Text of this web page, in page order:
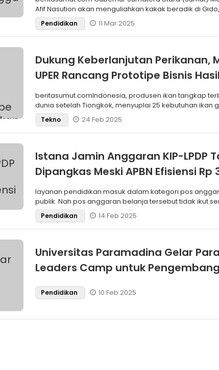
Afif Nasution akan menguliahkan kakak beradik di
adalah F
Pendidikan 11 Mar 2025
Dukung Keberlanjutan Perikanan,
UPER Rancang Prototipe Bisnis
Laut
beritasumut.comIndonesia, produsen ikan tangkap
dunia setelah Tiongkok, menyuplai 25 kebutuhan ikan
Resour
Tekno 24 Feb 2025
Istana Jamin Anggaran KIP-LPDP
Dipangkas Meski APBN Efisiensi Rp
layanan pendidikan masuk dalam kategori pos
publik. Nah pos anggaran belanja tersebut tidak ikut
Pendidikan 14 Feb 2025
Universitas Paramadina Gelar
Leaders Camp untuk
Kepemimpinan Mahasiswa
Pendidikan 10 Feb 2025